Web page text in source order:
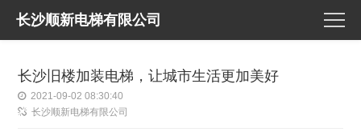
长沙顺新电梯有限公司
长沙旧楼加装电梯，让城市生活更加美好
2021-09-02 08:30:40
长沙顺新电梯有限公司